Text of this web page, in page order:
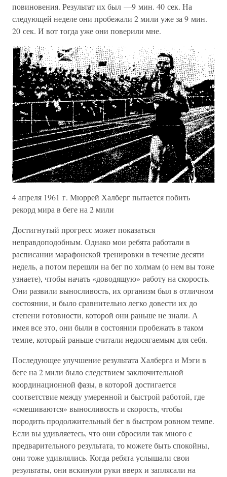
повиновения. Результат их был —9 мин. 40 сек. На
следующей неделе они пробежали 2 мили уже за 9 мин.
20 сек. И вот тогда уже они поверили мне.
4 апреля 1961 г. Мюррей Халберг пытается побить
рекорд мира в беге на 2 мили
Достигнутый прогресс может показаться
неправдоподобным. Однако мои ребята работали в
расписании марафонской тренировки в течение десяти
недель, а потом перешли на бег по холмам (о нем вы тоже
узнаете), чтобы начать «доводящую» работу на скорость.
Они развили выносливость, их организм был в отличном
состоянии, и было сравнительно легко довести их до
степени готовности, которой они раньше не знали. А
имея все это, они были в состоянии пробежать в таком
темпе, который раньше считали недосягаемым для себя.
Последующее улучшение результата Халберга и Мэги в
беге на 2 мили было следствием заключительной
координационной фазы, в которой достигается
соответствие между умеренной и быстрой работой, где
«смешиваются» выносливость и скорость, чтобы
породить продолжительный бег в быстром ровном темпе.
Если вы удивляетесь, что они сбросили так много с
предварительного результата, то можете быть спокойны,
они тоже удивлялись. Когда ребята услышали свои
результаты, они вскинули руки вверх и заплясали на